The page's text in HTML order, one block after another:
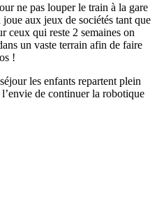
ne pas louper le train à la gare
aux jeux de sociétés tant que
ceux qui reste 2 semaines on
un vaste terrain afin de faire
!
les enfants repartent plein
de continuer la robotique